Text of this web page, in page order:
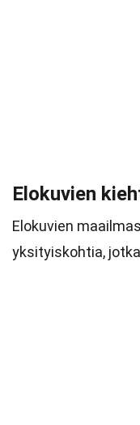
Elokuvien
Elokuvien
yksityiskohtia,